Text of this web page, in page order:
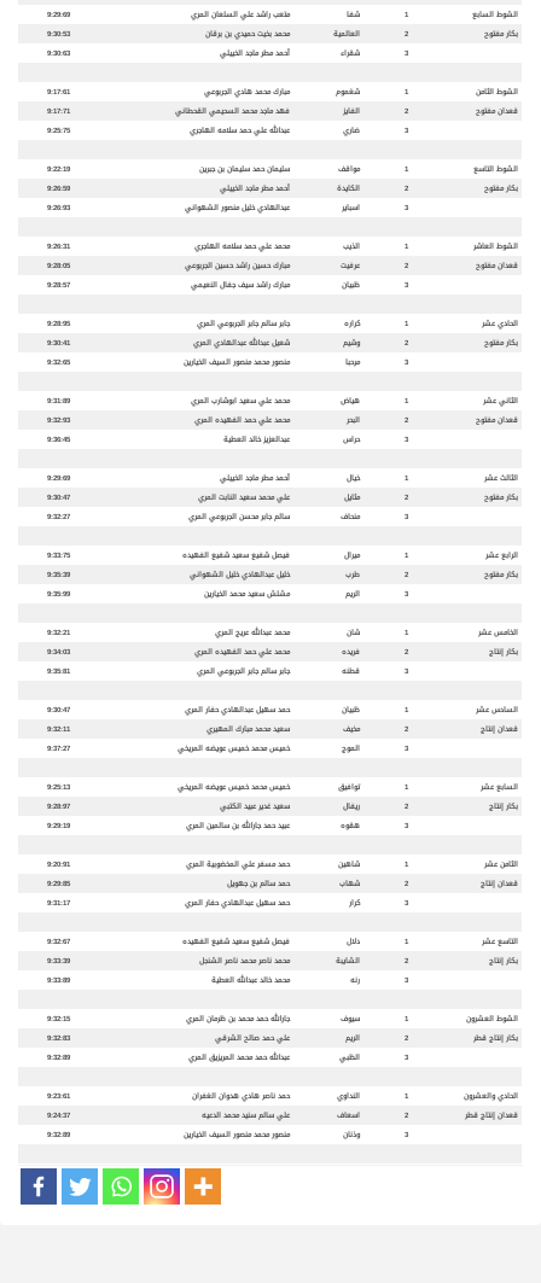
الشوط السابع 1 شفا متعب راشد علي السلعان المري
9:29:69
بكار مفتوح
2 العالمية محمد بخيت حميدي بن برقان
9:30:53
3
شقراء أحمد مطر ماجد الخييلي 9:30:63
الشوط الثامن 1 شغموم مبارك محمد هادي الجربوعي
9:17:61
قعدان مفتوح
2 الفايز فهد ماجد محمد السحيمي القحطاني
9:17:71
3
ضاري عبدالله علي حمد سلامه الهاجري 9:25:75
الشوط التاسع 1 مواقف سليمان حمد سليمان بن جبرين
9:22:19
بكار مفتوح
2 الكايدة أحمد مطر ماجد الخييلي
9:26:59
3
اسباير عبدالهادي خليل منصور الشهواني 9:26:93
الشوط العاشر 1 الذيب محمد علي حمد سلامه الهاجري
9:26:31
قعدان مفتوح
2 عرفيت مبارك حسين راشد حسين الجربوعي
9:28:05
3
ظبيان مبارك راشد سيف جفال النعيمي 9:28:57
الحادي عشر 1 كراره جابر سالم جابر الجربوعي المري
9:28:95
بكار مفتوح
2 وشيم شعيل عبدالله عبدالهادي المري
9:30:41
3
مرحبا منصور محمد منصور السيف الخيارين 9:32:65
الثاني عشر 1 هياض محمد علي سعيد ابوشارب المري
9:31:89
قعدان مفتوح
2 البحر محمد علي حمد الفهيده المري
9:32:93
3
حراس عبدالعزيز خالد العطية 9:36:45
الثالث عشر 1 خيال أحمد مطر ماجد الخييلي
9:29:69
بكار مفتوح
2 مثايل علي محمد سعيد النابت المري
9:30:47
3
منحاف سالم جابر محسن الجربوعي المري 9:32:27
الرابع عشر 1 ميرال فيصل شفيع سعيد شفيع الفهيده
9:33:75
بكار مفتوح
2 طرب خليل عبدالهادي خليل الشهواني
9:35:39
3
الريم مشلش سعيد محمد الخيارين 9:35:99
الخامس عشر 1 شان محمد عبدالله عريج المري
9:32:21
بكار إنتاج
2 فريده محمد علي حمد الفهيده المري
9:34:03
3
قطنه جابر سالم جابر الجربوعي المري 9:35:81
السادس عشر 1 ظبيان حمد سهيل عبدالهادي حفار المري
9:30:47
قعدان إنتاج
2 مخيف سعيد محمد مبارك المهيري
9:32:11
3
الموج خميس محمد خميس عويضه المريخي 9:37:27
السابع عشر 1 توافيق خميس محمد خميس عويضه المريخي
9:25:13
بكار إنتاج
2 ريفال سعيد غدير عبيد الكتبي
9:28:97
3
هقوه عبيد حمد جارالله بن سالمين المري 9:29:19
الثامن عشر 1 شاهين حمد مسفر علي المخضوبية المري
9:20:91
قعدان إنتاج
2 شهاب حمد سالم بن جهويل
9:29:85
3
كرار حمد سهيل عبدالهادي حفار المري 9:31:17
التاسع عشر 1 دلال فيصل شفيع سعيد شفيع الفهيده
9:32:67
بكار إنتاج
2 الشايبة محمد ناصر محمد ناصر الشنجل
9:33:39
3
رنه محمد خالد عبدالله العطية 9:33:89
الشوط العشرون 1 سيوف جارالله حمد محمد بن ظرمان المري
9:32:15
بكار إنتاج قطر
2 الريم علي حمد صالح الشرقي
9:32:83
3
الظبي عبدالله حمد محمد المريزيق المري 9:32:89
الحادي والعشرون 1 النداوي حمد ناصر هادي هدوان الغفران
9:23:61
قعدان إنتاج قطر
2 اسعاف علي سالم سنيد محمد الدعيه
9:24:37
3
وذنان منصور محمد منصور السيف الخيارين 9:32:89